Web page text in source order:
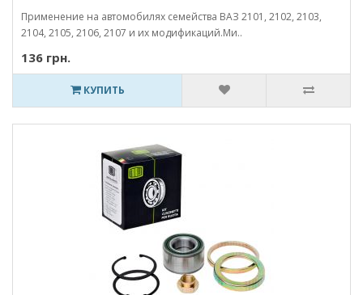
Применение на автомобилях семейства ВАЗ 2101, 2102, 2103,
2104, 2105, 2106, 2107 и их модификаций.Ми..
136 грн.
КУПИТЬ